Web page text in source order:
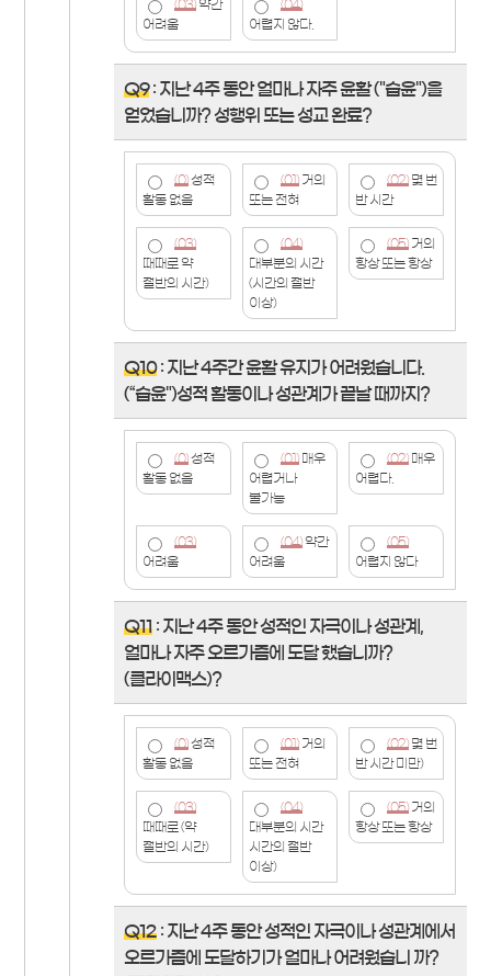
(03)약간
어려움
(04)
어렵지 않다.
Q9: 지난 4주 동안 얼마나 자주 윤활 ("습윤")을
얻었습니까? 성행위 또는 성교 완료?
(0)성적
활동 없음
(01)거의
또는 전혀
(02)몇 번
반 시간
(03)
때때로 약
절반의 시간)
(04)
대부분의 시간
(시간의 절반
이상)
(05)거의
항상 또는 항상
Q10: 지난 4주간 윤활 유지가 어려웠습니다.
(“습윤")성적 활동이나 성관계가 끝날 때까지?
(0)성적
활동 없음
(01)매우
어렵거나
불가능
(02)매우
어렵다.
(03)
어려움
(04)약간
어려움
(05)
어렵지 않다
Q11: 지난 4주 동안 성적인 자극이나 성관계,
얼마나 자주 오르가즘에 도달 했습니까?
(클라이맥스)?
(0)성적
활동 없음
(01)거의
또는 전혀
(02)몇 번
반 시간 미만)
(03)
때때로 (약
절반의 시간)
(04)
대부분의 시간
시간의 절반
이상)
(05)거의
항상 또는 항상
Q12: 지난 4주 동안 성적인 자극이나 성관계에서
오르가즘에 도달하기가 얼마나 어려웠습니 까?